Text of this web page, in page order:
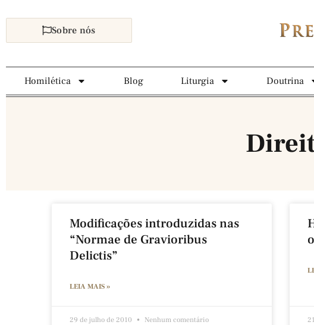
Sobre nós
Homilética Blog Liturgia Doutrina
Modificações introduzidas nas
“Normae de Gravioribus
Delictis”
LEIA MAIS »
29 de julho de 2010 Nenhum comentário